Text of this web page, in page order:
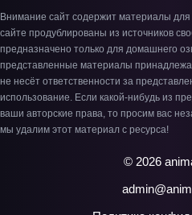
Внимание сайт содержит материалы
сайте продублированы из источников
предназначено только для домашнего
представленные материалы
не несёт ответственности за
использование. Если какой-нибудь из
ваши авторские права, то просим вас
мы удалим этот материал с ресурса!
© 2026